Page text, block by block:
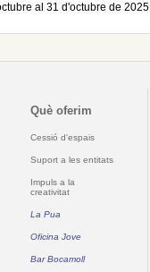
al 31 d'octubre de 2025
Què oferim
Cessió d'espais
Suport a les entitats
Impuls a la
creativitat
La Pua
Oficina Jove
Bar Bocamoll